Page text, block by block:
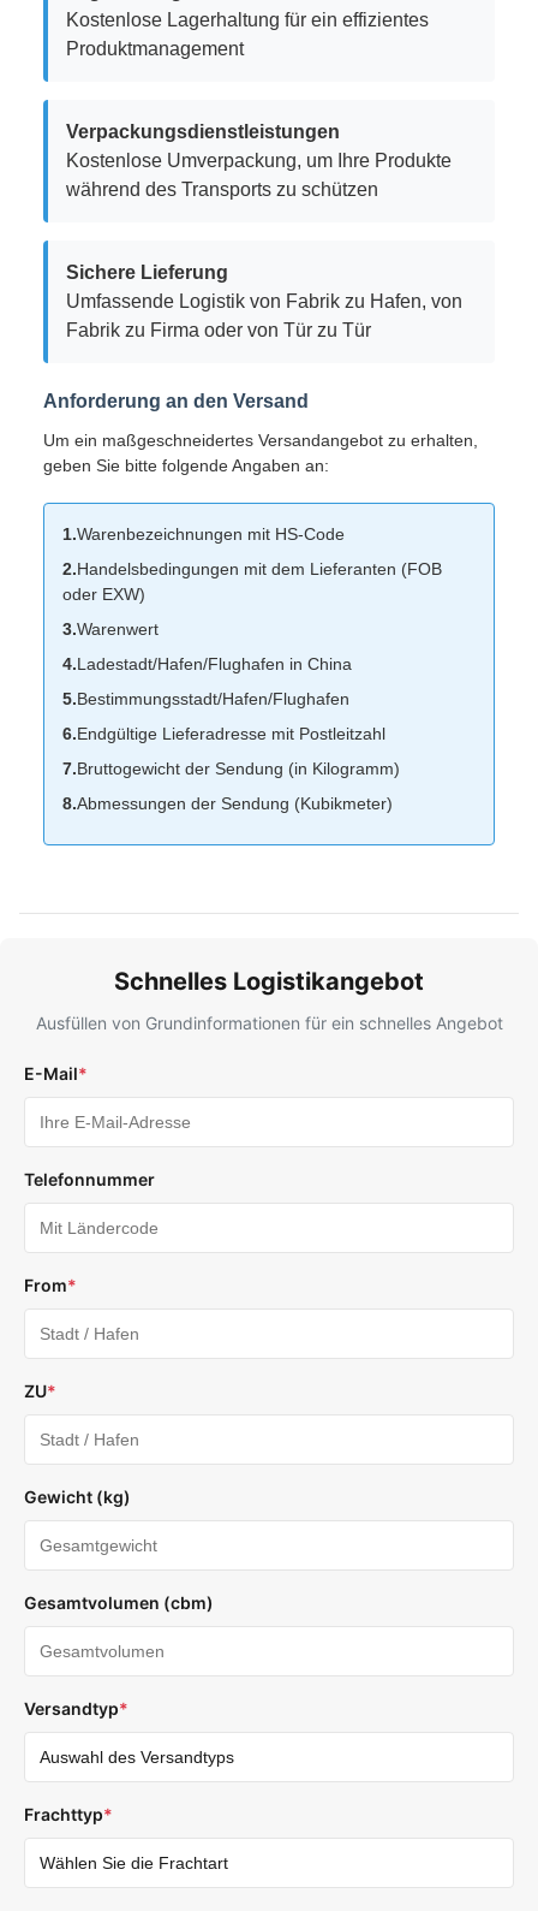
Kostenlose Lagerhaltung für ein effizientes
Produktmanagement
Verpackungsdienstleistungen
Kostenlose Umverpackung, um Ihre Produkte
während des Transports zu schützen
Sichere Lieferung
Umfassende Logistik von Fabrik zu Hafen, von
Fabrik zu Firma oder von Tür zu Tür
Anforderung an den Versand
Um ein maßgeschneidertes Versandangebot zu erhalten,
geben Sie bitte folgende Angaben an:
1.Warenbezeichnungen mit HS-Code
2.Handelsbedingungen mit dem Lieferanten (FOB
oder EXW)
3.Warenwert
4.Ladestadt/Hafen/Flughafen in China
5.Bestimmungsstadt/Hafen/Flughafen
6.Endgültige Lieferadresse mit Postleitzahl
7.Bruttogewicht der Sendung (in Kilogramm)
8.Abmessungen der Sendung (Kubikmeter)
Schnelles Logistikangebot
Ausfüllen von Grundinformationen für ein schnelles Angebot
E-Mail*
Telefonnummer
From*
ZU*
Gewicht (kg)
Gesamtvolumen (cbm)
Versandtyp*
Frachttyp*